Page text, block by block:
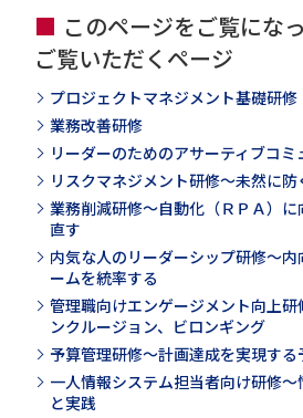
このページをご覧にな
ご覧いただくページ
プロジェクトマネジメント基礎研修
業務改善研修
リーダーのためのアサーティブコ
リスクマネジメント研修～未然に
業務削減研修～自動化（ＲＰＡ）
直す
内気な人のリーダーシップ研修～
ームを統率する
管理職向けエンゲージメント向上
ンクルージョン、ビロンギング
予算管理研修～計画達成を実現す
一人情報システム担当者向け研修
と実践